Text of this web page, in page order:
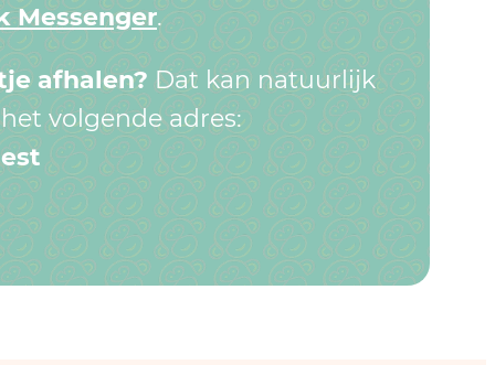
Messenger.
afhalen? Dat kan natuurlijk
volgende adres: